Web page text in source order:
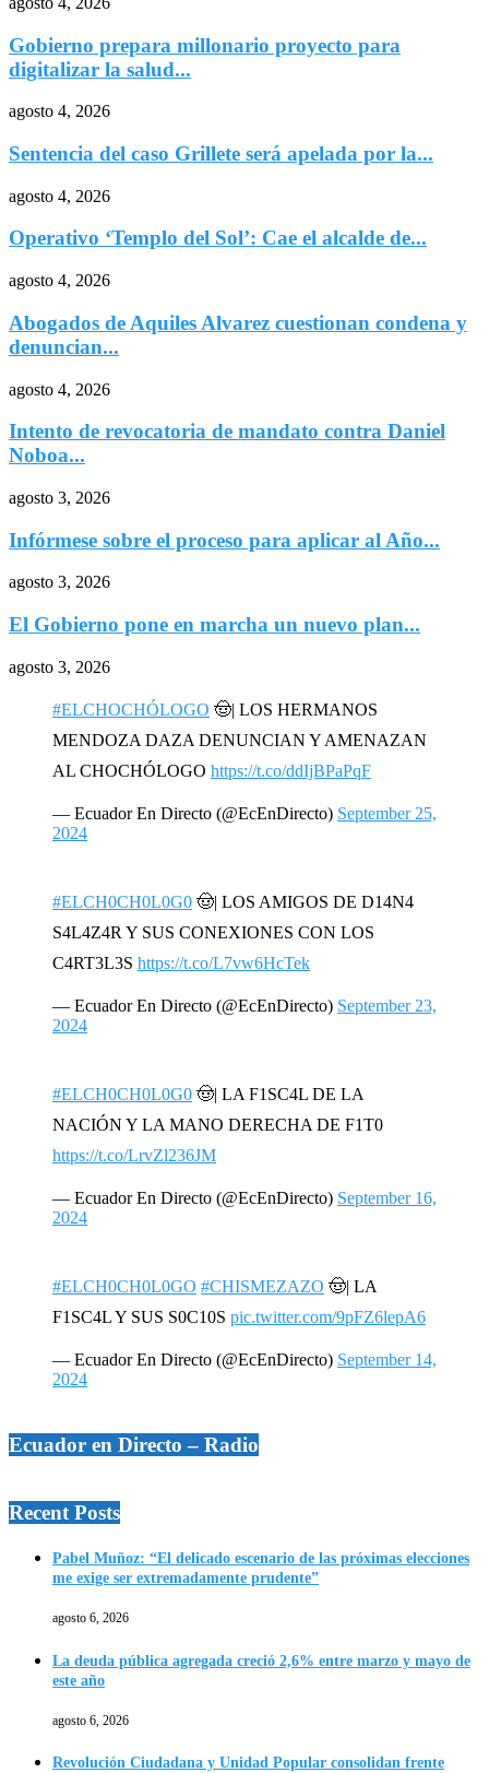
Gobierno prepara millonario proyecto para
digitalizar la salud...
agosto 4, 2026
Sentencia del caso Grillete será apelada por la...
agosto 4, 2026
Operativo ‘Templo del Sol’: Cae el alcalde de...
agosto 4, 2026
Abogados de Aquiles Alvarez cuestionan condena y
denuncian...
agosto 4, 2026
Intento de revocatoria de mandato contra Daniel
Noboa...
agosto 3, 2026
Infórmese sobre el proceso para aplicar al Año...
agosto 3, 2026
El Gobierno pone en marcha un nuevo plan...
agosto 3, 2026
#ELCHOCHÓLOGO 🤠| LOS HERMANOS
MENDOZA DAZA DENUNCIAN Y AMENAZAN
AL CHOCHÓLOGO https://t.co/ddIjBPaPqF
— Ecuador En Directo (@EcEnDirecto) September 25,
2024
#ELCH0CH0L0G0 🤠| LOS AMIGOS DE D14N4
S4L4Z4R Y SUS CONEXIONES CON LOS
C4RT3L3S https://t.co/L7vw6HcTek
— Ecuador En Directo (@EcEnDirecto) September 23,
2024
#ELCH0CH0L0G0 🤠| LA F1SC4L DE LA
NACIÓN Y LA MANO DERECHA DE F1T0
https://t.co/LrvZl236JM
— Ecuador En Directo (@EcEnDirecto) September 16,
2024
#ELCH0CH0L0GO #CHISMEZAZO 🤠| LA
F1SC4L Y SUS S0C10S pic.twitter.com/9pFZ6lepA6
— Ecuador En Directo (@EcEnDirecto) September 14,
2024
Ecuador en Directo – Radio
Recent Posts
Pabel Muñoz: “El delicado escenario de las próximas elecciones
me exige ser extremadamente prudente”
agosto 6, 2026
La deuda pública agregada creció 2,6% entre marzo y mayo de
este año
agosto 6, 2026
Revolución Ciudadana y Unidad Popular consolidan frente